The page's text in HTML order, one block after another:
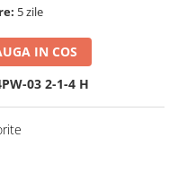
5 zile
IN COS
03 2-1-4 H